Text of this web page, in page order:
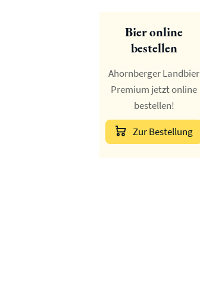
Bier online
bestellen
Ahornberger Landbier
Premium jetzt online
bestellen!
Zur Bestellung